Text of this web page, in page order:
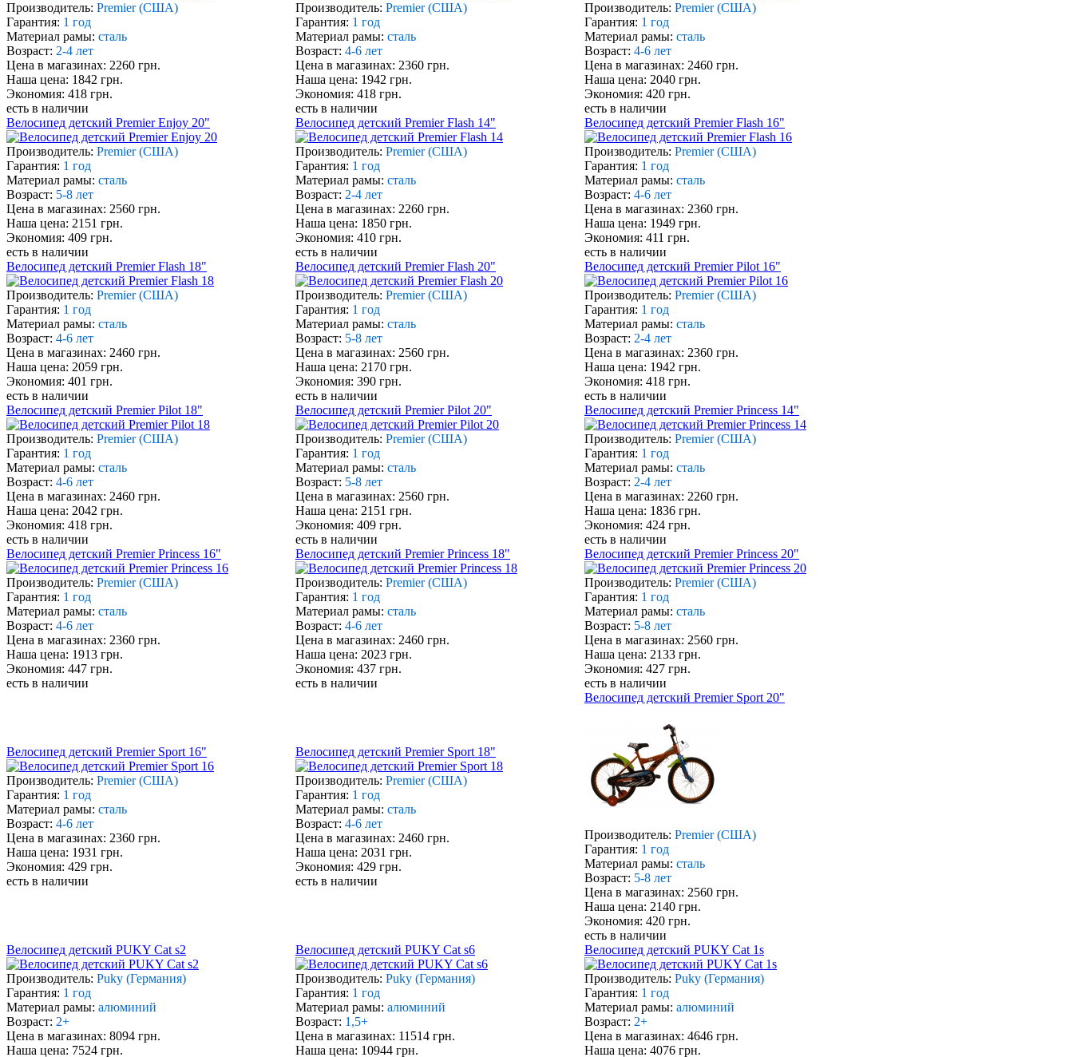
Производитель: Premier (США)
Гарантия: 1 год
Материал рамы: сталь
Возраст: 2-4 лет
Цена в магазинах: 2260 грн.
Наша цена: 1842 грн.
Экономия: 418 грн.
есть в наличии
Производитель: Premier (США)
Гарантия: 1 год
Материал рамы: сталь
Возраст: 4-6 лет
Цена в магазинах: 2360 грн.
Наша цена: 1942 грн.
Экономия: 418 грн.
есть в наличии
Производитель: Premier (США)
Гарантия: 1 год
Материал рамы: сталь
Возраст: 4-6 лет
Цена в магазинах: 2460 грн.
Наша цена: 2040 грн.
Экономия: 420 грн.
есть в наличии
Велосипед детский Premier Enjoy 20"
Производитель: Premier (США)
Гарантия: 1 год
Материал рамы: сталь
Возраст: 5-8 лет
Цена в магазинах: 2560 грн.
Наша цена: 2151 грн.
Экономия: 409 грн.
есть в наличии
Велосипед детский Premier Flash 14"
Производитель: Premier (США)
Гарантия: 1 год
Материал рамы: сталь
Возраст: 2-4 лет
Цена в магазинах: 2260 грн.
Наша цена: 1850 грн.
Экономия: 410 грн.
есть в наличии
Велосипед детский Premier Flash 16"
Производитель: Premier (США)
Гарантия: 1 год
Материал рамы: сталь
Возраст: 4-6 лет
Цена в магазинах: 2360 грн.
Наша цена: 1949 грн.
Экономия: 411 грн.
есть в наличии
Велосипед детский Premier Flash 18"
Производитель: Premier (США)
Гарантия: 1 год
Материал рамы: сталь
Возраст: 4-6 лет
Цена в магазинах: 2460 грн.
Наша цена: 2059 грн.
Экономия: 401 грн.
есть в наличии
Велосипед детский Premier Flash 20"
Производитель: Premier (США)
Гарантия: 1 год
Материал рамы: сталь
Возраст: 5-8 лет
Цена в магазинах: 2560 грн.
Наша цена: 2170 грн.
Экономия: 390 грн.
есть в наличии
Велосипед детский Premier Pilot 16"
Производитель: Premier (США)
Гарантия: 1 год
Материал рамы: сталь
Возраст: 2-4 лет
Цена в магазинах: 2360 грн.
Наша цена: 1942 грн.
Экономия: 418 грн.
есть в наличии
Велосипед детский Premier Pilot 18"
Производитель: Premier (США)
Гарантия: 1 год
Материал рамы: сталь
Возраст: 4-6 лет
Цена в магазинах: 2460 грн.
Наша цена: 2042 грн.
Экономия: 418 грн.
есть в наличии
Велосипед детский Premier Pilot 20"
Производитель: Premier (США)
Гарантия: 1 год
Материал рамы: сталь
Возраст: 5-8 лет
Цена в магазинах: 2560 грн.
Наша цена: 2151 грн.
Экономия: 409 грн.
есть в наличии
Велосипед детский Premier Princess 14"
Производитель: Premier (США)
Гарантия: 1 год
Материал рамы: сталь
Возраст: 2-4 лет
Цена в магазинах: 2260 грн.
Наша цена: 1836 грн.
Экономия: 424 грн.
есть в наличии
Велосипед детский Premier Princess 16"
Производитель: Premier (США)
Гарантия: 1 год
Материал рамы: сталь
Возраст: 4-6 лет
Цена в магазинах: 2360 грн.
Наша цена: 1913 грн.
Экономия: 447 грн.
есть в наличии
Велосипед детский Premier Princess 18"
Производитель: Premier (США)
Гарантия: 1 год
Материал рамы: сталь
Возраст: 4-6 лет
Цена в магазинах: 2460 грн.
Наша цена: 2023 грн.
Экономия: 437 грн.
есть в наличии
Велосипед детский Premier Princess 20"
Производитель: Premier (США)
Гарантия: 1 год
Материал рамы: сталь
Возраст: 5-8 лет
Цена в магазинах: 2560 грн.
Наша цена: 2133 грн.
Экономия: 427 грн.
есть в наличии
Велосипед детский Premier Sport 16"
Производитель: Premier (США)
Гарантия: 1 год
Материал рамы: сталь
Возраст: 4-6 лет
Цена в магазинах: 2360 грн.
Наша цена: 1931 грн.
Экономия: 429 грн.
есть в наличии
Велосипед детский Premier Sport 18"
Производитель: Premier (США)
Гарантия: 1 год
Материал рамы: сталь
Возраст: 4-6 лет
Цена в магазинах: 2460 грн.
Наша цена: 2031 грн.
Экономия: 429 грн.
есть в наличии
Велосипед детский Premier Sport 20"
Производитель: Premier (США)
Гарантия: 1 год
Материал рамы: сталь
Возраст: 5-8 лет
Цена в магазинах: 2560 грн.
Наша цена: 2140 грн.
Экономия: 420 грн.
есть в наличии
Велосипед детский PUKY Cat s2
Производитель: Puky (Германия)
Гарантия: 1 год
Материал рамы: алюминий
Возраст: 2+
Цена в магазинах: 8094 грн.
Наша цена: 7524 грн.
Велосипед детский PUKY Cat s6
Производитель: Puky (Германия)
Гарантия: 1 год
Материал рамы: алюминий
Возраст: 1,5+
Цена в магазинах: 11514 грн.
Наша цена: 10944 грн.
Велосипед детский PUKY Cat 1s
Производитель: Puky (Германия)
Гарантия: 1 год
Материал рамы: алюминий
Возраст: 2+
Цена в магазинах: 4646 грн.
Наша цена: 4076 грн.